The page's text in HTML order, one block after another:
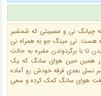
چیانگ نی و مصیبتی که شمشیرِ
هست. نی مینگ جو به همراه نی
با برگردوندن مقبره به حالت
همین حین هوای سانگ که یک
نسل بعدیِ فرقه خودش رو آماده
هوای سانگ کمک کرده و سعی